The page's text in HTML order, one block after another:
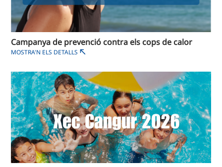
Campanya de prevenció contra els cops de calor
MOSTRA'N ELS DETALLS